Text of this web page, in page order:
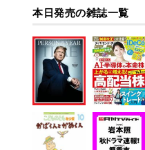
本日発売の雑誌一覧